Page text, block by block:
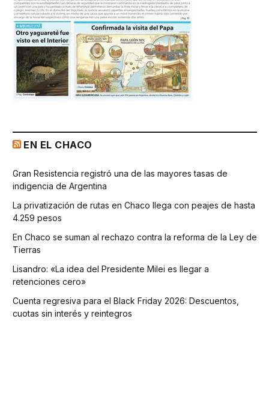
EN EL CHACO
Gran Resistencia registró una de las mayores tasas de
indigencia de Argentina
La privatización de rutas en Chaco llega con peajes de hasta
4.259 pesos
En Chaco se suman al rechazo contra la reforma de la Ley de
Tierras
Lisandro: «La idea del Presidente Milei es llegar a
retenciones cero»
Cuenta regresiva para el Black Friday 2026: Descuentos,
cuotas sin interés y reintegros